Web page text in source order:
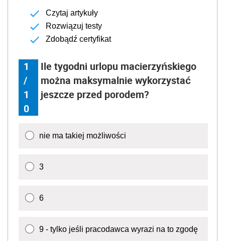
Czytaj artykuły
Rozwiązuj testy
Zdobądź certyfikat
1
/
1
0
Ile tygodni urlopu macierzyńskiego
można maksymalnie wykorzystać
jeszcze przed porodem?
nie ma takiej możliwości
3
6
9 - tylko jeśli pracodawca wyrazi na to zgodę